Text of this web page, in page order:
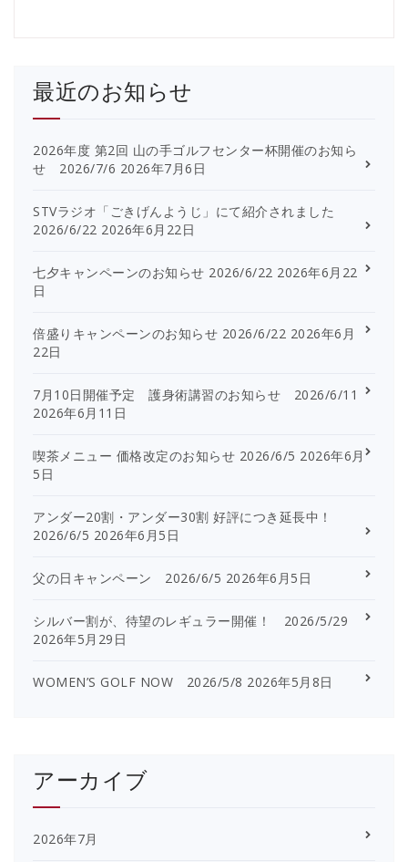
最近のお知らせ
2026年度 第2回 山の手ゴルフセンター杯開催のお知ら
せ 2026/7/6 2026年7月6日
STVラジオ「ごきげんようじ」にて紹介されました
2026/6/22 2026年6月22日
七夕キャンペーンのお知らせ 2026/6/22 2026年6月22
日
倍盛りキャンペーンのお知らせ 2026/6/22 2026年6月
22日
7月10日開催予定 護身術講習のお知らせ 2026/6/11
2026年6月11日
喫茶メニュー 価格改定のお知らせ 2026/6/5 2026年6月
5日
アンダー20割・アンダー30割 好評につき延長中！
2026/6/5 2026年6月5日
父の日キャンペーン 2026/6/5 2026年6月5日
シルバー割が、待望のレギュラー開催！ 2026/5/29
2026年5月29日
WOMEN’S GOLF NOW 2026/5/8 2026年5月8日
アーカイブ
2026年7月